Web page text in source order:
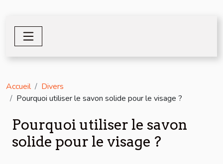
Accueil
Divers
Pourquoi utiliser le savon solide pour le visage ?
Pourquoi utiliser le savon
solide pour le visage ?